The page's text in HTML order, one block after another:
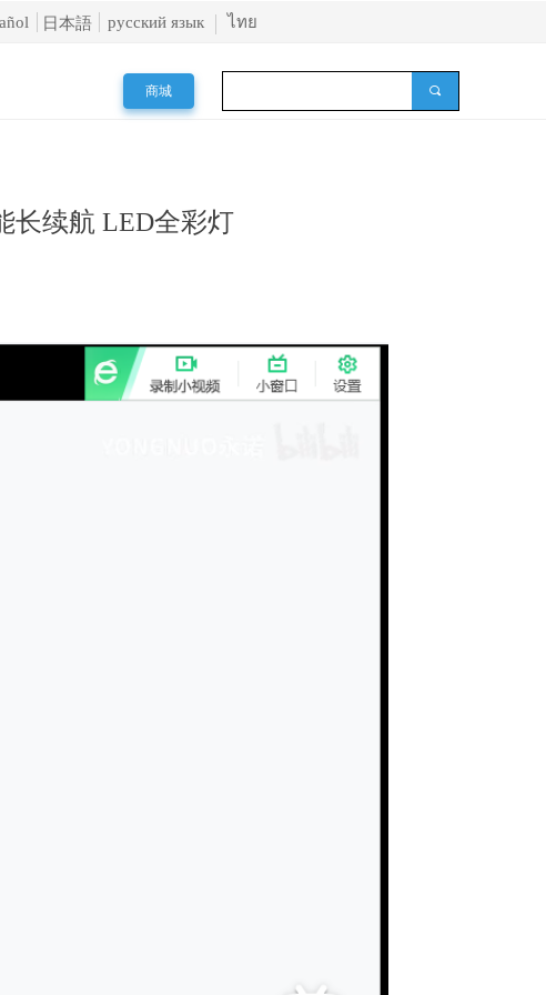
商城 끠
русский язык
日本語 ไทย
长续航 LED全彩灯